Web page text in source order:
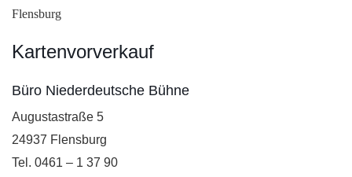
Flensburg
Kartenvorverkauf
Büro Niederdeutsche Bühne
Augustastraße 5
24937 Flensburg
Tel. 0461 – 1 37 90